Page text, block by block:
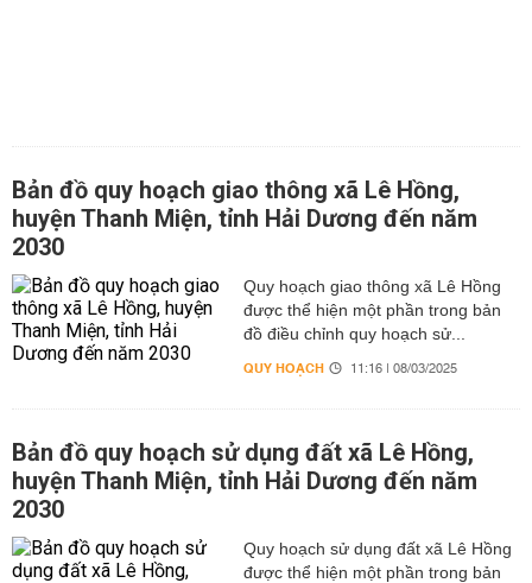
Bản đồ quy hoạch giao thông xã Lê Hồng,
huyện Thanh Miện, tỉnh Hải Dương đến năm
2030
Quy hoạch giao thông xã Lê Hồng
được thể hiện một phần trong bản
đồ điều chỉnh quy hoạch sử...
QUY HOẠCH 11:16 | 08/03/2025
Bản đồ quy hoạch sử dụng đất xã Lê Hồng,
huyện Thanh Miện, tỉnh Hải Dương đến năm
2030
Quy hoạch sử dụng đất xã Lê Hồng
được thể hiện một phần trong bản